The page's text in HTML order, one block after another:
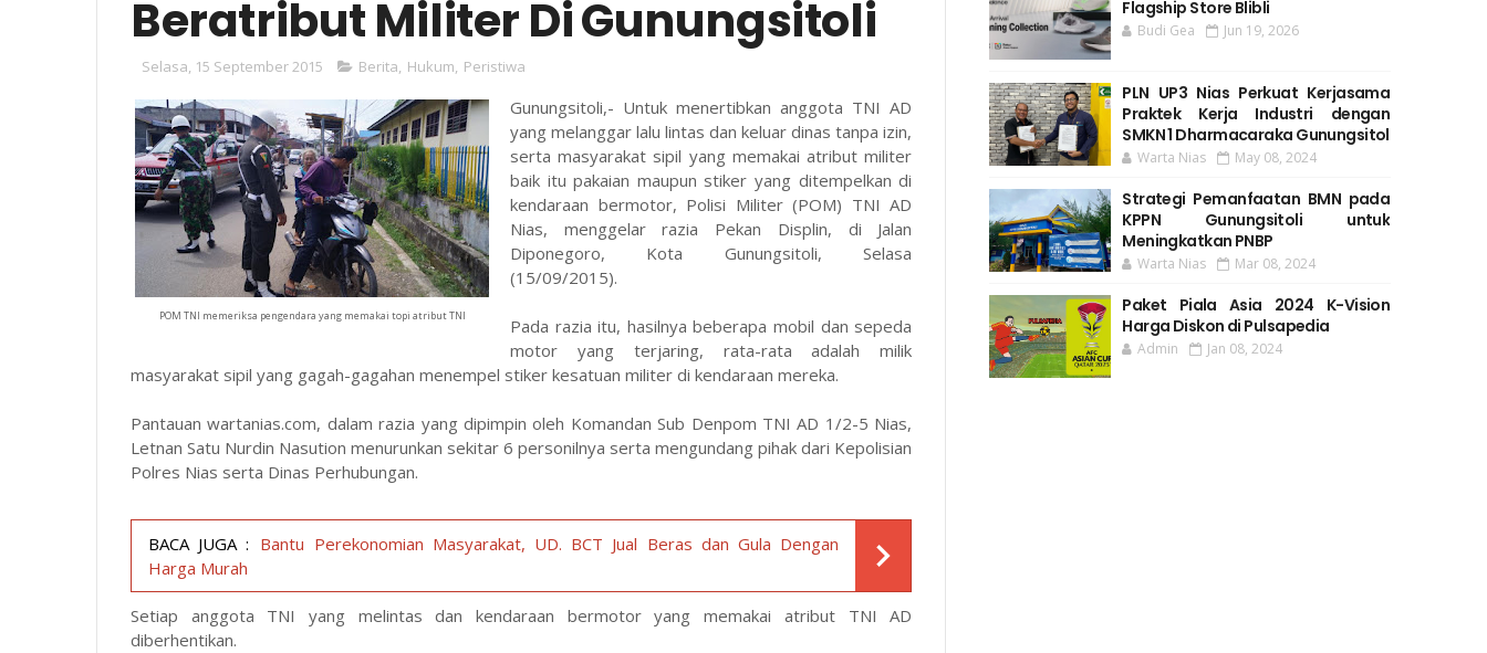
Beratribut Militer Di Gunungsitoli
Selasa, 15 September 2015 Berita Hukum Peristiwa
POM TNI memeriksa pengendara yang memakai topi atribut TNI
Gunungsitoli,- Untuk menertibkan anggota TNI AD
yang melanggar lalu lintas dan keluar dinas tanpa izin,
serta masyarakat sipil yang memakai atribut militer
baik itu pakaian maupun stiker yang ditempelkan di
kendaraan bermotor, Polisi Militer (POM) TNI AD
Nias, menggelar razia Pekan Displin, di Jalan
Diponegoro, Kota Gunungsitoli, Selasa
(15/09/2015).
Pada razia itu, hasilnya beberapa mobil dan sepeda
motor yang terjaring, rata-rata adalah milik
masyarakat sipil yang gagah-gagahan menempel stiker kesatuan militer di kendaraan mereka.
Pantauan wartanias.com, dalam razia yang dipimpin oleh Komandan Sub Denpom TNI AD 1/2-5 Nias,
Letnan Satu Nurdin Nasution menurunkan sekitar 6 personilnya serta mengundang pihak dari Kepolisian
Polres Nias serta Dinas Perhubungan.
BACA JUGA : Bantu Perekonomian Masyarakat, UD. BCT Jual Beras dan Gula Dengan
Harga Murah
Setiap anggota TNI yang melintas dan kendaraan bermotor yang memakai atribut TNI AD
diberhentikan.
Flagship Store Blibli
Budi Gea Jun 19, 2026
PLN UP3 Nias Perkuat Kerjasama
Praktek Kerja Industri dengan
SMKN 1 Dharmacaraka Gunungsitol
Warta Nias May 08, 2024
Strategi Pemanfaatan BMN pada
KPPN Gunungsitoli untuk
Meningkatkan PNBP
Warta Nias Mar 08, 2024
Paket Piala Asia 2024 K-Vision
Harga Diskon di Pulsapedia
Admin Jan 08, 2024